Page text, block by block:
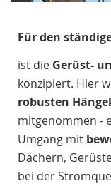
Für den
ist die Gerüst-
konzipiert. Hier
robusten
mitgenommen -
Umgang mit
Dächern,
bei der